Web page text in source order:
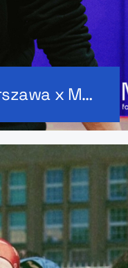
XIV LO Staszica Warszawa x MerchUp: Merch dla szkoły